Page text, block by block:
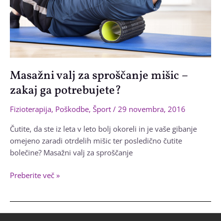
Masažni valj za sproščanje mišic –
zakaj ga potrebujete?
Fizioterapija, Poškodbe, Šport / 29 novembra, 2016
Čutite, da ste iz leta v leto bolj okoreli in je vaše gibanje
omejeno zaradi otrdelih mišic ter posledično čutite
bolečine? Masažni valj za sproščanje
Masažni
Preberite več »